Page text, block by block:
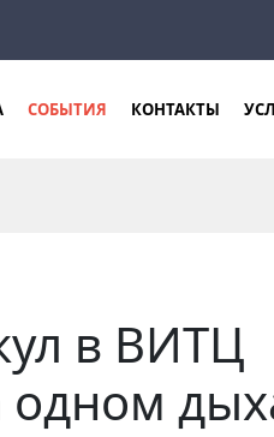
в ВИТЦ
одном
СОБЫТИЯ КОНТАКТЫ